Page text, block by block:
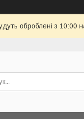
оброблені з 10:00